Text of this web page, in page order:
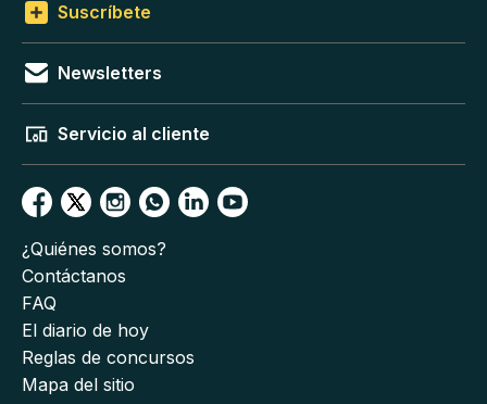
Suscríbete
Newsletters
Servicio al cliente
¿Quiénes somos?
Contáctanos
FAQ
El diario de hoy
Reglas de concursos
Mapa del sitio